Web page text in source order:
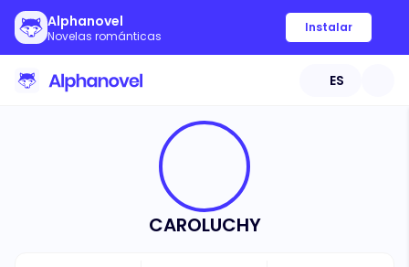
Alphanovel
Novelas románticas
Instalar
ES
CAROLUCHY